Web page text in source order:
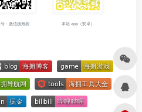
：微信搜海拥 本站 app（安卓）